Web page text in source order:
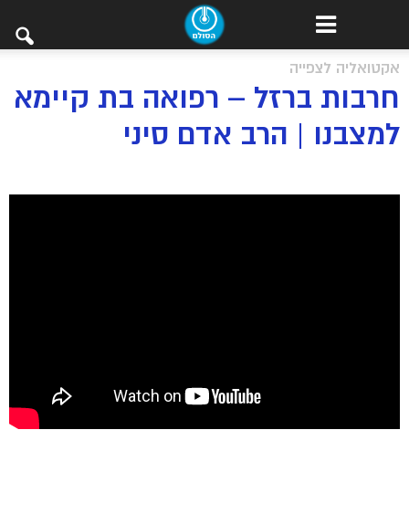
אקטואליה לצפייה
חרבות ברזל – רפואה בת קיימא
למצבנו | הרב אדם סיני